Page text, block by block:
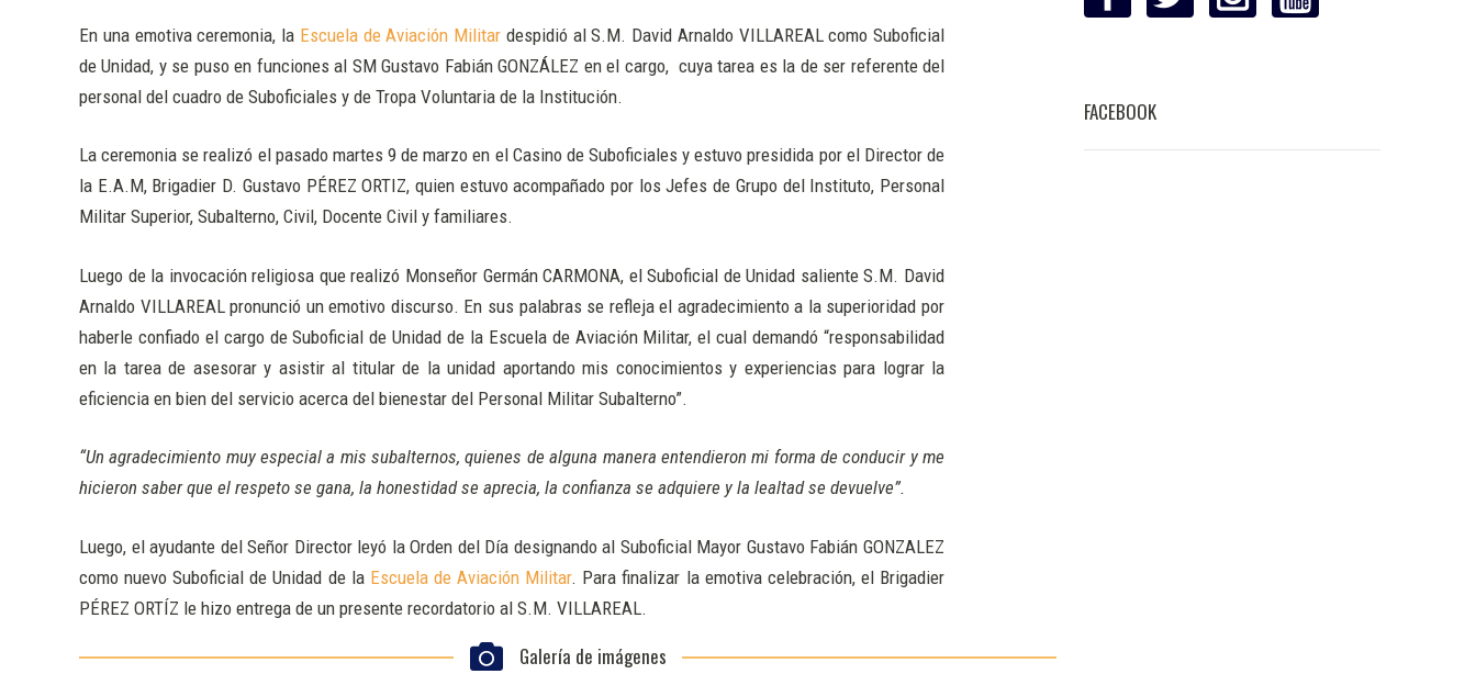
En una emotiva ceremonia, la Escuela de Aviación Militar despidió al S.M. David Arnaldo VILLAREAL como Suboficial
de Unidad, y se puso en funciones al SM Gustavo Fabián GONZÁLEZ en el cargo, cuya tarea es la de ser referente del
personal del cuadro de Suboficiales y de Tropa Voluntaria de la Institución.
La ceremonia se realizó el pasado martes 9 de marzo en el Casino de Suboficiales y estuvo presidida por el Director de
la E.A.M, Brigadier D. Gustavo PÉREZ ORTIZ, quien estuvo acompañado por los Jefes de Grupo del Instituto, Personal
Militar Superior, Subalterno, Civil, Docente Civil y familiares.
Luego de la invocación religiosa que realizó Monseñor Germán CARMONA, el Suboficial de Unidad saliente S.M. David
Arnaldo VILLAREAL pronunció un emotivo discurso. En sus palabras se refleja el agradecimiento a la superioridad por
haberle confiado el cargo de Suboficial de Unidad de la Escuela de Aviación Militar, el cual demandó “responsabilidad
en la tarea de asesorar y asistir al titular de la unidad aportando mis conocimientos y experiencias para lograr la
eficiencia en bien del servicio acerca del bienestar del Personal Militar Subalterno”.
“Un agradecimiento muy especial a mis subalternos, quienes de alguna manera entendieron mi forma de conducir y me
hicieron saber que el respeto se gana, la honestidad se aprecia, la confianza se adquiere y la lealtad se devuelve”.
Luego, el ayudante del Señor Director leyó la Orden del Día designando al Suboficial Mayor Gustavo Fabián GONZALEZ
como nuevo Suboficial de Unidad de la Escuela de Aviación Militar. Para finalizar la emotiva celebración, el Brigadier
PÉREZ ORTÍZ le hizo entrega de un presente recordatorio al S.M. VILLAREAL.
Galería de imágenes
FACEBOOK